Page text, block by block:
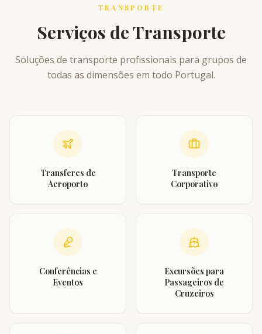
TRANSPORTE
Serviços de Transporte
Soluções de transporte profissionais para grupos de
todas as dimensões em todo Portugal.
Transferes de
Aeroporto
Transporte
Corporativo
Conferências e
Eventos
Excursões para
Passageiros de
Cruzeiros